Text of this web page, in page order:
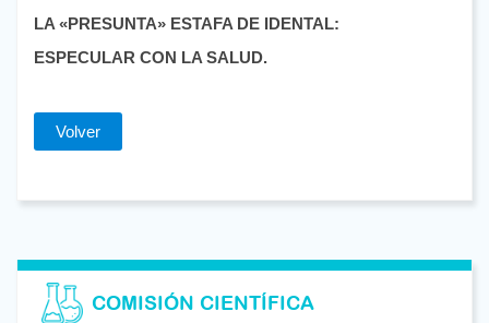
LA «PRESUNTA» ESTAFA DE IDENTAL:
ESPECULAR CON LA SALUD.
Volver
COMISIÓN CIENTÍFICA